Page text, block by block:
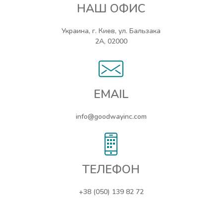
НАШ ОФИС
Украина, г. Киев, ул. Бальзака
2А, 02000
EMAIL
info@goodwayinc.com
ТЕЛЕФОН
+38 (050) 139 82 72